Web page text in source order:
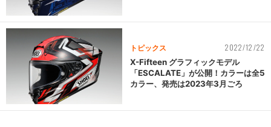
トピックス 2022/12/22
X-Fifteen グラフィックモデル
「ESCALATE」が公開！カラーは全5
カラー、発売は2023年3月ごろ